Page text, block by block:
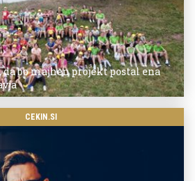
bo majhen projekt postal ena
CEKIN.SI